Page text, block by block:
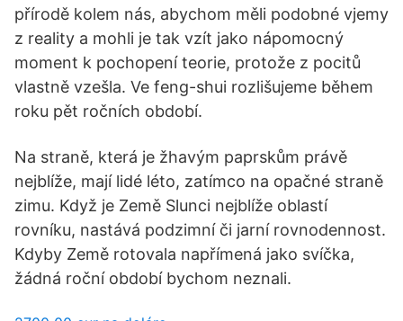
přírodě kolem nás, abychom měli podobné vjemy
z reality a mohli je tak vzít jako nápomocný
moment k pochopení teorie, protože z pocitů
vlastně vzešla. Ve feng-shui rozlišujeme během
roku pět ročních období.
Na straně, která je žhavým paprskům právě
nejblíže, mají lidé léto, zatímco na opačné straně
zimu. Když je Země Slunci nejblíže oblastí
rovníku, nastává podzimní či jarní rovnodennost.
Kdyby Země rotovala napřímená jako svíčka,
žádná roční období bychom neznali.